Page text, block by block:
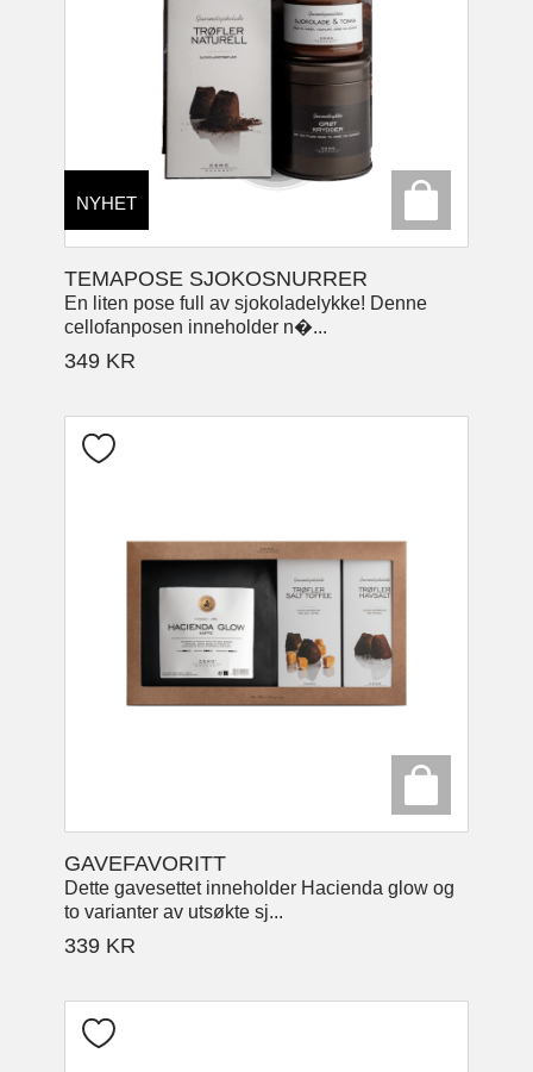
TEMAPOSE SJOKOSNURRER
En liten pose full av sjokoladelykke! Denne
cellofanposen inneholder n�...
349 KR
NYHET
GAVEFAVORITT
Dette gavesettet inneholder Hacienda glow og
to varianter av utsøkte sj...
339 KR